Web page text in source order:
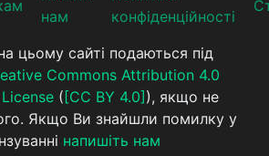
нам
конфіденційності
цьому сайті подаються під
Commons Attribution 4.0
( [CC BY 4.0] ), якщо не
Якщо Ви знайшли помилку у
напишіть нам